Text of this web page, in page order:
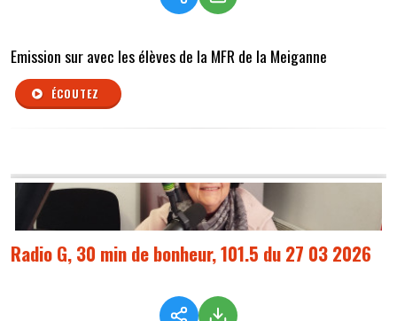
Emission sur avec les élèves de la MFR de la Meiganne
ÉCOUTEZ
Radio G, 30 min de bonheur, 101.5 du 27 03 2026